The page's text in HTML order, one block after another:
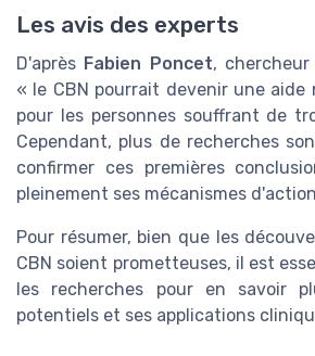
Les avis des experts
D'après Fabien Poncet, chercheur
« le CBN pourrait devenir une aide
pour les personnes souffrant de
Cependant, plus de recherches
confirmer ces premières
pleinement ses mécanismes
Pour résumer, bien que les
CBN soient prometteuses, il est
les recherches pour en savoir
potentiels et ses applications